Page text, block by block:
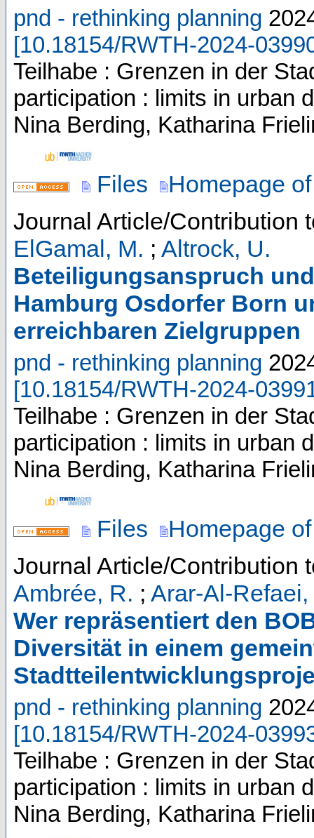
pnd - rethinking planning
[10.18154/RWTH-2024-
Teilhabe : Grenzen in der
participation : limits in urban
Nina Berding, Katharina
Files
Homepage
Journal Article/Contribution
ElGamal, M. ; Altrock, U.
Beteiligungsanspruch
Hamburg Osdorfer Born
erreichbaren Zielgruppen
pnd - rethinking planning
[10.18154/RWTH-2024-
Teilhabe : Grenzen in der
participation : limits in urban
Nina Berding, Katharina
Files
Homepage
Journal Article/Contribution
Ambrée, R. ; Arar-Al-Refaei,
Wer repräsentiert den
Diversität in einem
pnd - rethinking planning
[10.18154/RWTH-2024-
Teilhabe : Grenzen in der
participation : limits in urban
Nina Berding, Katharina